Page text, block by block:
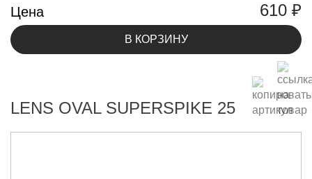
Цена 610 ₽
В КОРЗИНУ
LENS OVAL SUPERSPIKE 25